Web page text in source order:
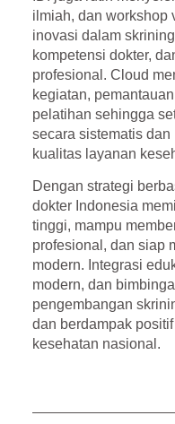
ilmiah, dan workshop
inovasi dalam
kompetensi dokter,
profesional. Cloud
kegiatan,
pelatihan sehingga
secara sistematis
kualitas layanan
Dengan strategi
dokter Indonesia
tinggi, mampu
profesional, dan siap
modern. Integrasi
modern, dan
pengembangan
dan berdampak
kesehatan nasional.